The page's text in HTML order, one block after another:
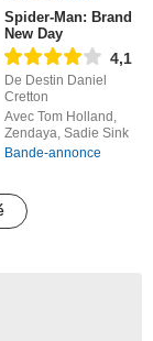
Spider-Man: Brand
New Day
4,1
De Destin Daniel
Cretton
Avec Tom Holland,
Zendaya, Sadie Sink
Bande-annonce